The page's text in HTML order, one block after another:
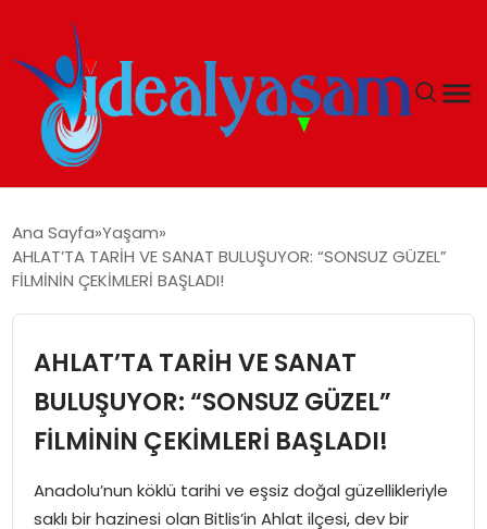
GÜNDEM
İDEAL SPOR
YAŞAM
Ana Sayfa Yaşam
AHLAT’TA TARİH VE SANAT BULUŞUYOR: “SONSUZ GÜZEL”
FİLMİNİN ÇEKİMLERİ BAŞLADI!
AHLAT’TA TARİH VE SANAT
BULUŞUYOR: “SONSUZ GÜZEL”
FİLMİNİN ÇEKİMLERİ BAŞLADI!
Anadolu’nun köklü tarihi ve eşsiz doğal güzellikleriyle
saklı bir hazinesi olan Bitlis’in Ahlat ilçesi, dev bir